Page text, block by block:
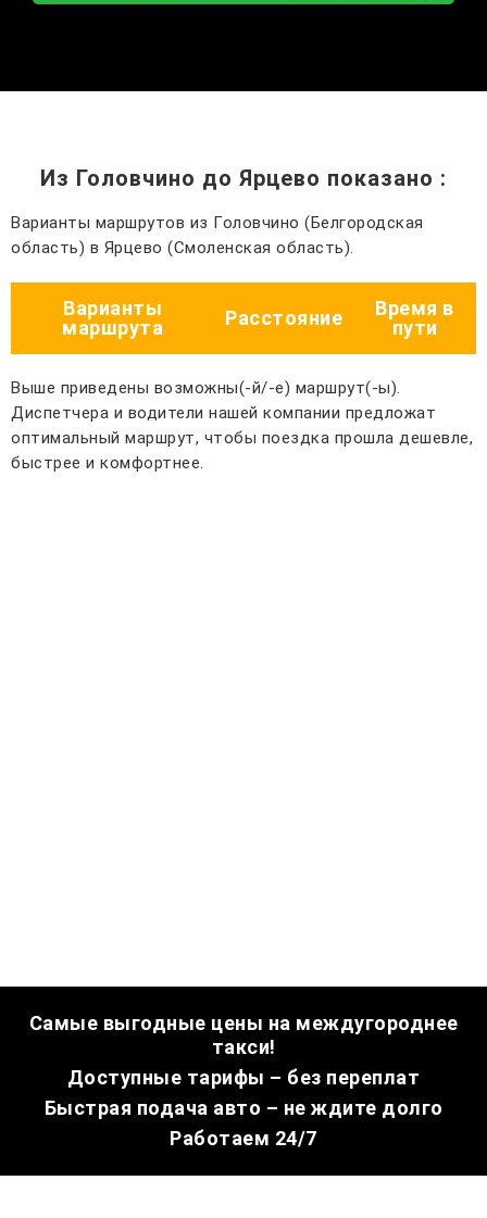
Из Головчино до Ярцево показано :
Варианты маршрутов из Головчино (Белгородская
область) в Ярцево (Смоленская область).
Варианты
маршрута
Расстояние
Время в
пути
Выше приведены возможны(-й/-е) маршрут(-ы).
Диспетчера и водители нашей компании предложат
оптимальный маршрут, чтобы поездка прошла дешевле,
быстрее и комфортнее.
Самые выгодные цены на междугороднее
такси!
Доступные тарифы – без переплат
Быстрая подача авто – не ждите долго
Работаем 24/7